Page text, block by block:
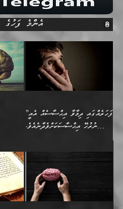
އެންމެ ފަހުގެ
”ފަހަރެއްގައި ދިމާވާ އިޙްސާސެއް އެއީ
ނުރުހޭ އިޙްސާސަކަށްވެދާނެއެވެ.
އިޙްސާސެއް އެއީ ނުރުހޭ
އިޙްސާސަކަށްވެދާނެއެވެ.
މިސާލަކަށް ކަމަކާމެދު
ބިރުގަތުމެވެ. ދެން